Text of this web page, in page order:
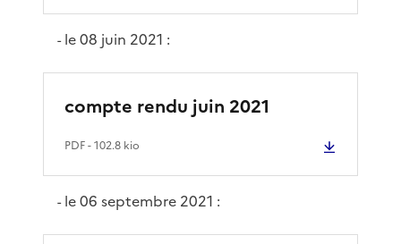
-le 08 juin 2021 :
compte rendu juin 2021
PDF- 102.8 kio
-le 06 septembre 2021 :